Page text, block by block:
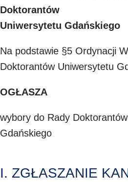
Doktorantów
Uniwersytetu Gdańskiego
Na podstawie §5 Ordynacji
Doktorantów Uniwersytetu
OGŁASZA
wybory do Rady
Gdańskiego
I. ZGŁASZANIE